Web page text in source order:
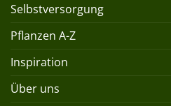
Selbstversorgung
Pflanzen A-Z
Inspiration
Über uns